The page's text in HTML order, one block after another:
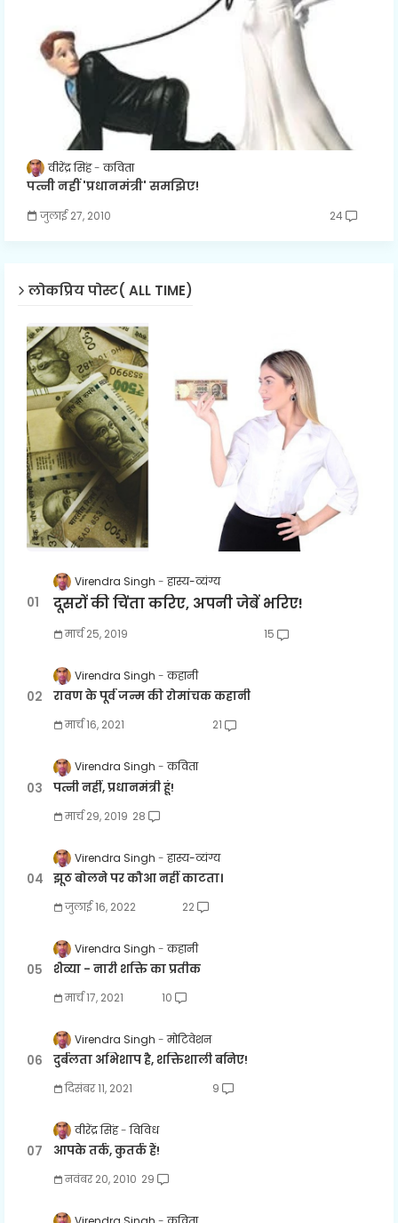
वीरेंद्र सिंह कविता
पत्नी नहीं 'प्रधानमंत्री' समझिए!
जुलाई 27, 2010 24
लोकप्रिय पोस्ट( ALL TIME)
Virendra Singh हास्य-व्यंग्य
दूसरों की चिंता करिए, अपनी जेबें भरिए!
मार्च 25, 2019 15
Virendra Singh कहानी
रावण के पूर्व जन्म की रोमांचक कहानी
मार्च 16, 2021 21
Virendra Singh कविता
पत्नी नहीं, प्रधानमंत्री हूं!
मार्च 29, 2019 28
Virendra Singh हास्य-व्यंग्य
झूठ बोलने पर कौआ नहीं काटता।
जुलाई 16, 2022 22
Virendra Singh कहानी
शैव्या - नारी शक्ति का प्रतीक
मार्च 17, 2021 10
Virendra Singh मोटिवेशन
दुर्बलता अभिशाप है, शक्तिशाली बनिए!
दिसंबर 11, 2021 9
वीरेंद्र सिंह विविध
आपके तर्क, कुतर्क हैं!
नवंबर 20, 2010 29